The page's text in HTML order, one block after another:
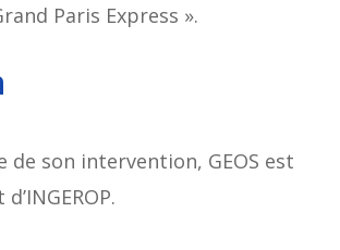
Paris Express ».
de son intervention, GEOS est